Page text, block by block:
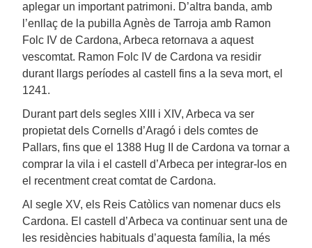
aplegar un important patrimoni. D’altra banda, amb
l’enllaç de la pubilla Agnès de Tarroja amb Ramon
Folc IV de Cardona, Arbeca retornava a aquest
vescomtat. Ramon Folc IV de Cardona va residir
durant llargs períodes al castell fins a la seva mort, el
1241.
Durant part dels segles XIII i XIV, Arbeca va ser
propietat dels Cornells d’Aragó i dels comtes de
Pallars, fins que el 1388 Hug II de Cardona va tornar a
comprar la vila i el castell d’Arbeca per integrar-los en
el recentment creat comtat de Cardona.
Al segle XV, els Reis Catòlics van nomenar ducs els
Cardona. El castell d’Arbeca va continuar sent una de
les residències habituals d’aquesta família, la més